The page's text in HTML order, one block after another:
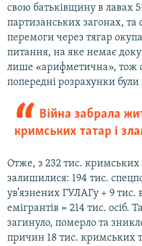
свою батьківщину в лавах
партизанських загонах, та
перемоги через тягар
питання, на яке немає
лише «арифметична», тож
попередні розрахунки
Війна забрала
кримських татар і
Отже, з 232 тис.
залишилися: 194 тис.
ув’язнених ГУЛАГу + 9 тис.
емігрантів = 214 тис. осіб.
загинуло, померло та
причин 18 тис. кримських